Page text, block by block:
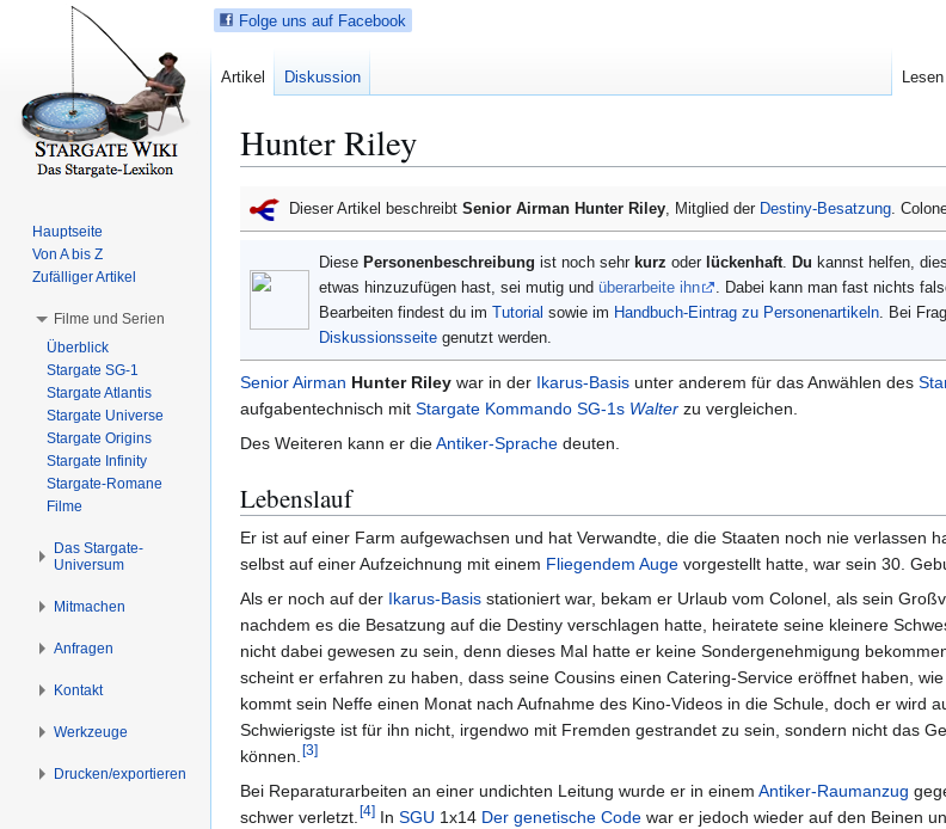
Hunter Riley
i
g
a
t
o
n
s
p
r
i
n
g
e
n
h
e
s
p
i
n
g
e
n
Dieser Artikel beschreibt Senior Airman Hunter Riley, Mitglied der Destiny-Besatzung.
Diese Personenbeschreibung ist noch sehr kurz oder lückenhaft. Du kannst helfen,
etwas hinzuzufügen hast, sei mutig und überarbeite ihn
. Dabei kann man fast nichts
Bearbeiten findest du im Tutorial sowie im Handbuch-Eintrag zu Personenartikeln. Bei
Diskussionsseite genutzt werden.
Senior Airman Hunter Riley war in der Ikarus-Basis unter anderem für das Anwählen des
aufgabentechnisch mit Stargate Kommando SG-1s Walter zu vergleichen.
Des Weiteren kann er dieAntiker-Sprache deuten.
Lebenslauf
Er ist auf einer Farm aufgewachsen und hat Verwandte, die die Staaten noch nie verlassen
selbst auf einer Aufzeichnung mit einem Fliegendem Auge vorgestellt hatte, war sein 30.
Als er noch auf der Ikarus-Basis stationiert war, bekam er Urlaub vom Colonel, als sein
nachdem es die Besatzung auf die Destiny verschlagen hatte, heiratete seine kleinere
nicht dabei gewesen zu sein, denn dieses Mal hatte er keine Sondergenehmigung
scheint er erfahren zu haben, dass seine Cousins einen Catering-Service eröffnet haben,
kommt sein Neffe einen Monat nach Aufnahme des Kino-Videos in die Schule, doch er wird
Schwierigste ist für ihn nicht, irgendwo mit Fremden gestrandet zu sein, sondern nicht das
können. [3]
Bei Reparaturarbeiten an einer undichten Leitung wurde er in einem Antiker-Raumanzug
schwer verletzt. [4] In SGU 1x14 Der genetische Code war er jedoch wieder auf den Beinen
Folge uns auf Facebook
Artikel Diskussion Lesen
Hauptseite
Von A bis Z
Zufälliger Artikel
Filme und Serien
Überblick
Stargate SG-1
Stargate Atlantis
Stargate Universe
Stargate Origins
Stargate Infinity
Stargate-Romane
Filme
Das Stargate-
Universum
Mitmachen
Anfragen
Kontakt
Werkzeuge
Drucken/­exportieren